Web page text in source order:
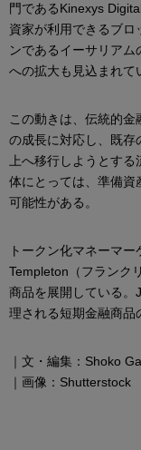
門であるKinexys
資家が利用できるブ
ンであるイーサリア
への拡大も見込まれて
この動きは、伝統的
の成長に対応し、既存
上へ移行しようとす
体にとっては、準備資
可能性がある。
トークン化マネーマ
Templeton（フランク
商品を展開している。
理される短期金融商品
｜文・編集：Shoko
｜画像：Shutterstock